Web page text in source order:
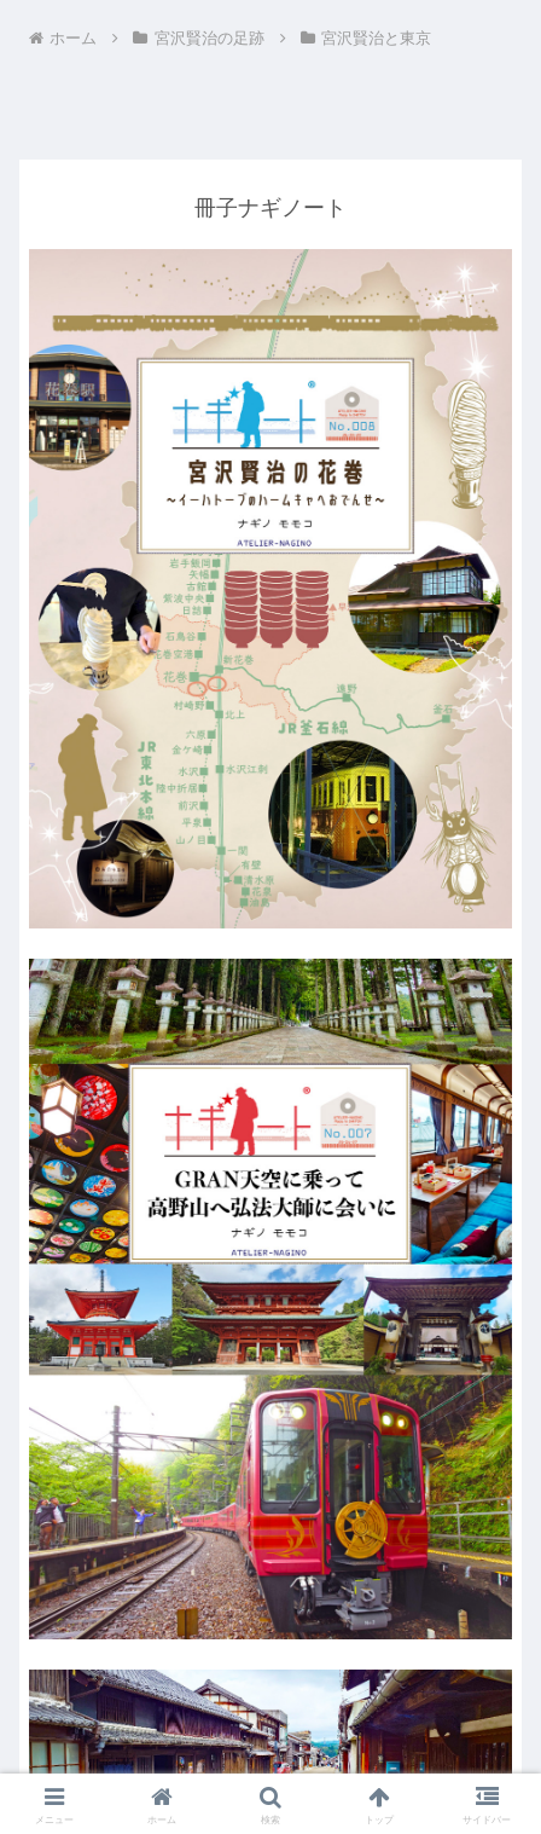
ホーム 宮沢賢治の足跡 宮沢賢治と東京
冊子ナギノート
メニュー ホーム 検索 トップ サイドバー